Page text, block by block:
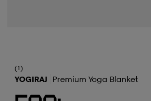
(1)
YOGIRAJ Premium Yoga Blanket